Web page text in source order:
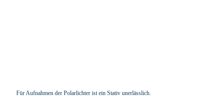
Für Aufnahmen der Polarlichter ist ein Stativ unerlässlich.